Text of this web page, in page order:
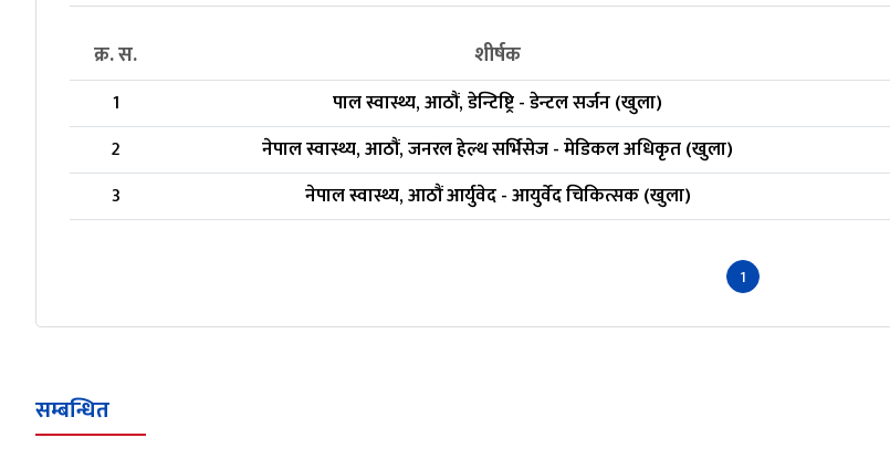
क्र. स. शीर्षक
1 पाल स्वास्थ्य, आठौं, डेन्टिष्ट्रि - डेन्टल सर्जन (खुला)
2
नेपाल स्वास्थ्य, आठौं, जनरल हेल्थ सर्भिसेज - मेडिकल अधिकृत (खुला)
3
नेपाल स्वास्थ्य, आठौं आर्युवेद - आयुर्वेद चिकित्सक (खुला)
1
सम्बन्धित